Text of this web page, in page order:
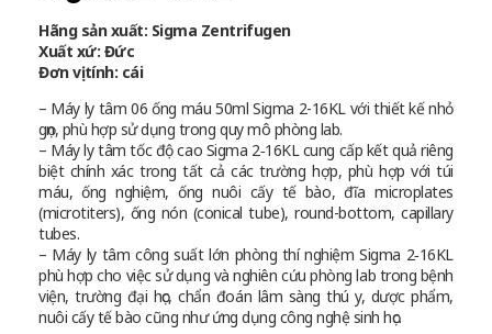
Hãng sản xuất: Sigma Zentrifugen
Xuất xứ: Đức
Đơn vị tính: cái
– Máy ly tâm 06 ống máu 50ml Sigma 2-16KL với thiết kế nhỏ
gọn, phù hợp sử dụng trong quy mô phòng lab.
– Máy ly tâm tốc độ cao Sigma 2‑16KL cung cấp kết quả riêng
biệt chính xác trong tất cả các trường hợp, phù hợp với túi
máu, ống nghiệm, ống nuôi cấy tế bào, đĩa microplates
(microtiters), ống nón (conical tube), round-bottom, capillary
tubes.
– Máy ly tâm công suất lớn phòng thí nghiệm Sigma 2‑16KL
phù hợp cho việc sử dụng và nghiên cứu phòng lab trong bệnh
viện, trường đại học, chẩn đoán lâm sàng thú y, dược phẩm,
nuôi cấy tế bào cũng như ứng dụng công nghệ sinh học.